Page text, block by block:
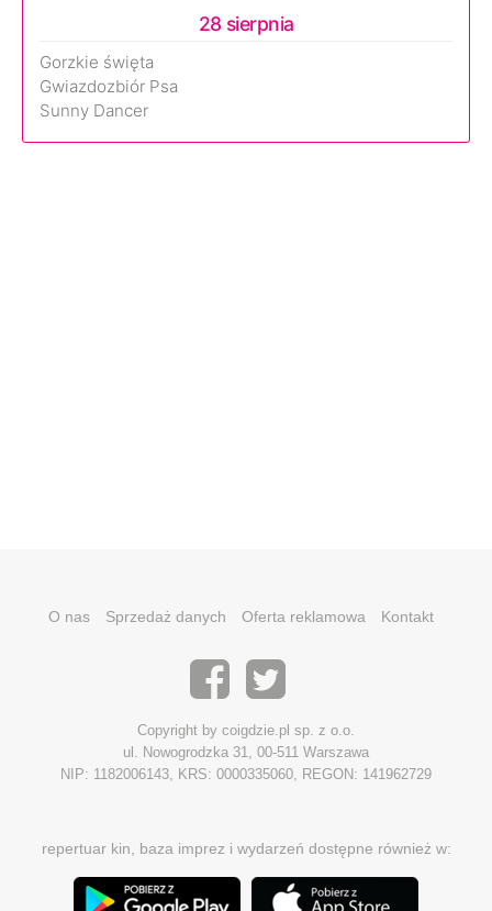
28 sierpnia
Gorzkie święta
Gwiazdozbiór Psa
Sunny Dancer
O nas Sprzedaż danych Oferta reklamowa Kontakt
Copyright by coigdzie.pl sp. z o.o.
ul. Nowogrodzka 31, 00-511 Warszawa
NIP: 1182006143, KRS: 0000335060, REGON: 141962729
repertuar kin, baza imprez i wydarzeń dostępne również w: